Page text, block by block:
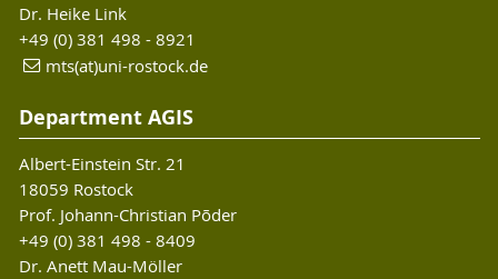
Dr. Heike Link
+49 (0) 381 498 - 8921
mts(at)uni-rostock.de
Department AGIS
Albert-Einstein Str. 21
18059 Rostock
Prof. Johann-Christian Põder
+49 (0) 381 498 - 8409
Dr. Anett Mau-Möller